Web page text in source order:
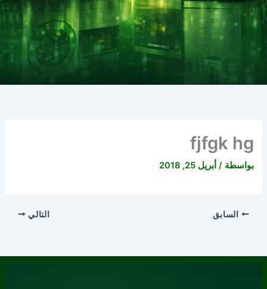
fjfgk hg
بواسطة / أبريل 25, 2018
السابق التالي